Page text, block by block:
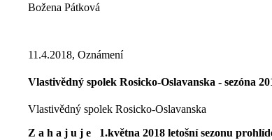
Božena Pátková
11.4.2018, Oznámení
Vlastivědný spolek Rosicko-Oslavanska - sezóna
Vlastivědný spolek Rosicko-Oslavanska
Z a h a j u j e 1.května 2018 letošní sezonu